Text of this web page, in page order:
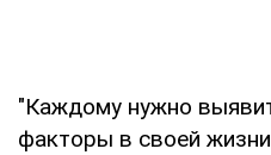
"Каждому нужно
факторы в своей